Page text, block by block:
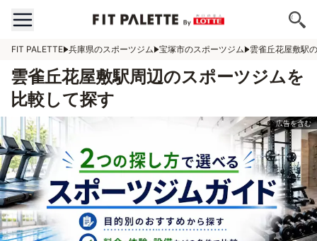
FIT PALETTE 兵庫県のスポーツジム 宝塚市のスポーツジム 雲雀丘花屋敷駅
雲雀丘花屋敷駅周辺のスポーツジムを
比較して探す